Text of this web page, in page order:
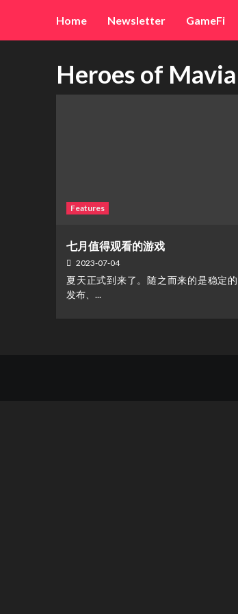
content
Home Newsletter GameFi
Heroes of Mavia
Features
七月值得观看的游戏
2023-07-04
夏天正式到来了。随之而来的是稳定的
发布、...